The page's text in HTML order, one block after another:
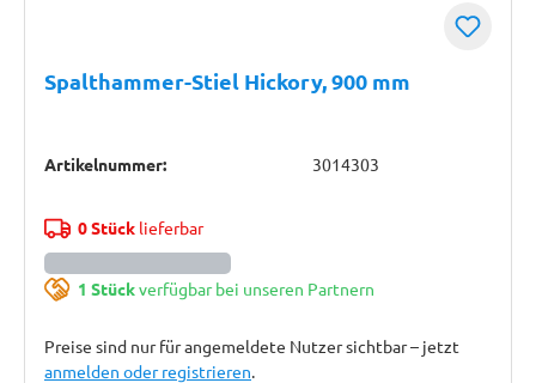
Spalthammer-Stiel Hickory, 900 mm
Artikelnummer: 3014303
0 Stücklieferbar
1 Stückverfügbar bei unseren Partnern
Preise sind nur für angemeldete Nutzer sichtbar – jetzt
anmelden oder registrieren.